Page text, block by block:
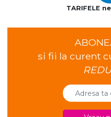
TARIFELE
si fii la curent